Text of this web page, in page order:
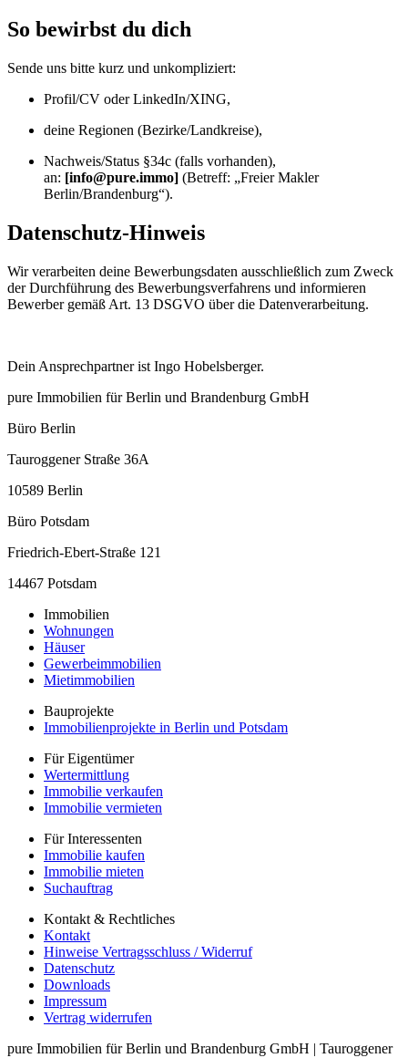
So bewirbst du dich
Sende uns bitte kurz und unkompliziert:
Profil/CV oder LinkedIn/XING,
deine Regionen (Bezirke/Landkreise),
Nachweis/Status §34c (falls vorhanden),
an: [info@pure.immo] (Betreff: „Freier Makler
Berlin/Brandenburg“).
Datenschutz-Hinweis
Wir verarbeiten deine Bewerbungsdaten ausschließlich zum Zweck
der Durchführung des Bewerbungsverfahrens und informieren
Bewerber gemäß Art. 13 DSGVO über die Datenverarbeitung.
Dein Ansprechpartner ist Ingo Hobelsberger.
pure Immobilien für Berlin und Brandenburg GmbH
Büro Berlin
Tauroggener Straße 36A
10589 Berlin
Büro Potsdam
Friedrich-Ebert-Straße 121
14467 Potsdam
Immobilien
Wohnungen
Häuser
Gewerbeimmobilien
Mietimmobilien
Bauprojekte
Immobilienprojekte in Berlin und Potsdam
Für Eigentümer
Wertermittlung
Immobilie verkaufen
Immobilie vermieten
Für Interessenten
Immobilie kaufen
Immobilie mieten
Suchauftrag
Kontakt & Rechtliches
Kontakt
Hinweise Vertragsschluss / Widerruf
Datenschutz
Downloads
Impressum
Vertrag widerrufen
pure Immobilien für Berlin und Brandenburg GmbH | Tauroggener